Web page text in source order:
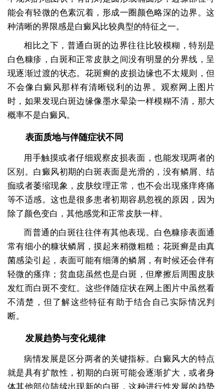
能会有轻微的色素沉着，形成一圈颜色略深的边界。这
种清晰的界限感是白癜风比较典型的特征之一。
相比之下，普通白斑的边界往往比较模糊，特别是
白色糠疹，白斑和正常皮肤之间没有明显的分界线，呈
现逐渐过渡的状态。花斑癣的皮损边缘也不太规则，但
不会像白癜风那样有清晰锐利的边界。观察网上图片
时，如果发现白斑边缘像墨水晕染一样模糊不清，那大
概率不是白癜风。
表面质地与伴随症状不同
用手触摸或者仔细观察皮损表面，也能发现两者的
区别。白癜风初期的白斑表面是光滑的，没有鳞屑、结
痂或者萎缩现象，皮肤纹理正常，也不会出现瘙痒疼痛
等不适感。这也是很多患者初期容易忽视的原因，因为
除了颜色变白，其他感觉和正常皮肤一样。
而普通的白斑往往伴有其他表现。白色糠疹表面通
常有细小的糠状鳞屑，摸起来稍微粗糙；花斑癣是由真
菌感染引起，表面可能有细薄的鳞屑，有时候还会伴有
轻微的瘙痒；贫血痣虽然也是白斑，但摩擦后周围皮肤
发红而白斑不变红。这些伴随症状在网上图片中虽然看
不清楚，但了解这些特征有助于结合自己实际情况判
断。
发展趋势与变化规律
病情发展是区分两者的关键指标。白癜风大的特点
就是具有扩散性，初期的白斑可能会逐渐扩大，或者身
体其他部位陆续出现新的白斑，这种进行性发展的趋势